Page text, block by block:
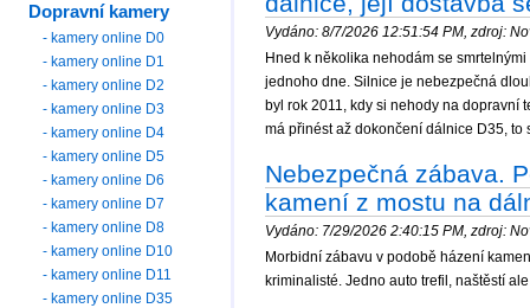
Vydáno: 8/7/2026 12:51:54 PM, zdroj:
Hned k několika nehodám se
jednoho dne. Silnice je nebezpečná
byl rok 2011, kdy si nehody na dopravní
má přinést až dokončení dálnice D35, to
Nebezpečná zábava.
kamení z mostu na
Vydáno: 7/29/2026 2:40:15 PM, zdroj:
Morbidní zábavu v podobě házení
kriminalisté. Jedno auto trefil, naštěstí
Dopravní kamery
- kamery online D0
- kamery online D1
- kamery online D2
- kamery online D3
- kamery online D4
- kamery online D5
- kamery online D6
- kamery online D7
- kamery online D8
- kamery online D10
- kamery online D11
- kamery online D35